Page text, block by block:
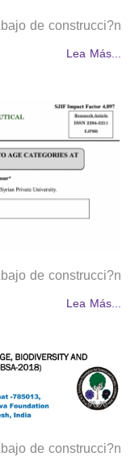
de construcci?n
Lea Más...
de construcci?n
Lea Más...
de construcci?n